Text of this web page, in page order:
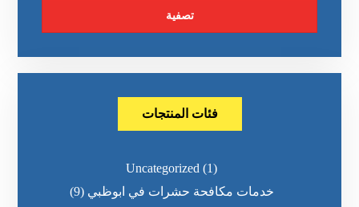
تصفية
فئات المنتجات
Uncategorized (1)
خدمات مكافحة حشرات في ابوظبي (9)